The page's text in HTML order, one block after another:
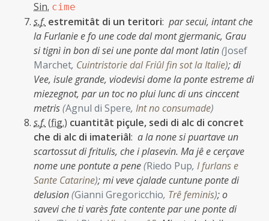
Sin. cime
s.f. estremitât di un teritori: par secui, intant che
la Furlanie e fo une code dal mont gjermanic, Grau
si tignì in bon di sei une ponte dal mont latin(Josef
Marchet, Cuintristorie dal Friûl fin sot la Italie);di
Vee, isule grande, viodevisi dome la ponte estreme di
miezegnot, par un toc no plui lunc di uns cinccent
metris(Agnul di Spere, Int no consumade)
s.f. (fig.) cuantitât piçule, sedi di alc di concret
che di alc di imateriâl: a la none si puartave un
scartossut di fritulis, che i plasevin. Ma jê e cerçave
nome une pontute a pene(Riedo Pup, I furlans e
Sante Catarine);mi veve cjalade cuntune ponte di
delusion(Gianni Gregoricchio, Trê feminis);o
savevi che ti varès fate contente par une ponte di